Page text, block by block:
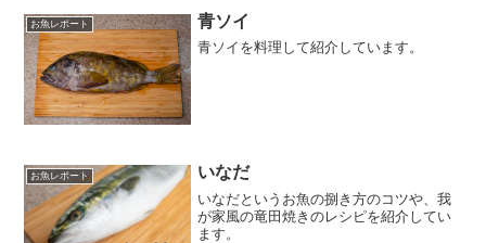
お魚レポート 青ソイ
青ソイを料理して紹介しています。
お魚レポート いなだ
いなだというお魚の捌き方のコツや、我
が家風の竜田焼きのレシピを紹介してい
ます。